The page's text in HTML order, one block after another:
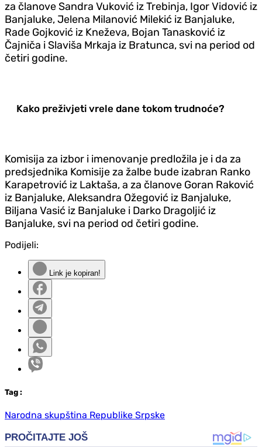
za članove Sandra Vuković iz Trebinja, Igor Vidović iz
Banjaluke, Jelena Milanović Milekić iz Banjaluke,
Rade Gojković iz Kneževa, Bojan Tanasković iz
Čajniča i Slaviša Mrkaja iz Bratunca, svi na period od
četiri godine.
Kako preživjeti vrele dane tokom trudnoće?
Komisija za izbor i imenovanje predložila je i da za
predsjednika Komisije za žalbe bude izabran Ranko
Karapetrović iz Laktaša, a za članove Goran Raković
iz Banjaluke, Aleksandra Ožegović iz Banjaluke,
Biljana Vasić iz Banjaluke i Darko Dragoljić iz
Banjaluke, svi na period od četiri godine.
Podijeli:
Link je kopiran!
Tag :
Narodna skupština Republike Srpske